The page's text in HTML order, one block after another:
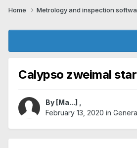
Home Metrology and inspection
Calypso zweimal
By [Ma...]
February 13, 2020 in